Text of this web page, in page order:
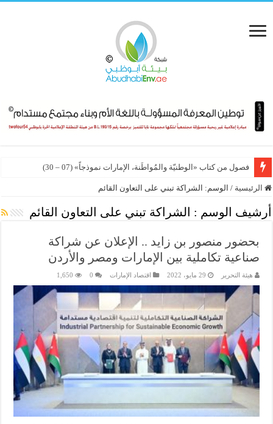
فصول من كتاب «الوطنيّة والمُواطَنة، الإمارات نموذجاً» (07 – 30)
الرئيسية / الوسم: الشراكة تبني على التعاون القائم
أرشيف الوسم : الشراكة تبني على التعاون القائم
بحضور منصور بن زايد .. الإعلان عن شراكة
صناعية تكاملية بين الإمارات ومصر والأردن
هيئة التحرير 29 مايو، 2022 اقتصاد الإمارات 0
1,650